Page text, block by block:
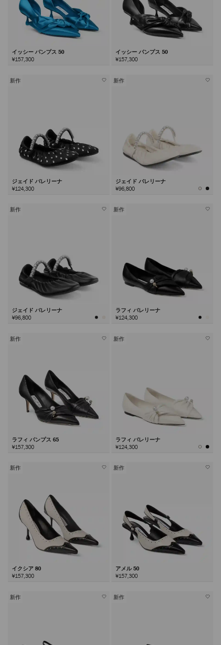
イッシー パンプス 50
¥157,300
イッシー パンプス 50
¥157,300
新作
ジェイド バレリーナ
¥124,300
新作
ジェイド バレリーナ
¥96,800
新作
ジェイド バレリーナ
¥96,800
新作
ラフィ バレリーナ
¥124,300
新作
ラフィ パンプス 65
¥157,300
新作
ラフィ バレリーナ
¥124,300
新作
イクシア 80
¥157,300
新作
アメル 50
¥157,300
新作 新作